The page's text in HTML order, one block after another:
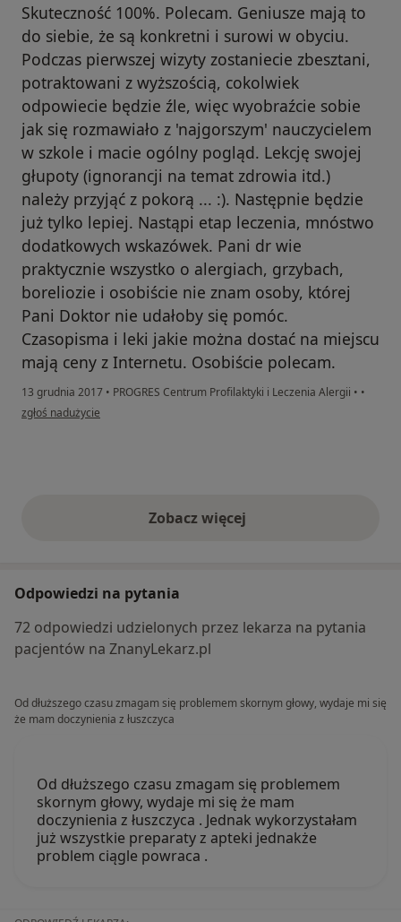
Skuteczność 100%. Polecam. Geniusze mają to
do siebie, że są konkretni i surowi w obyciu.
Podczas pierwszej wizyty zostaniecie zbesztani,
potraktowani z wyższością, cokolwiek
odpowiecie będzie źle, więc wyobraźcie sobie
jak się rozmawiało z 'najgorszym' nauczycielem
w szkole i macie ogólny pogląd. Lekcję swojej
głupoty (ignorancji na temat zdrowia itd.)
należy przyjąć z pokorą ... :). Następnie będzie
już tylko lepiej. Nastąpi etap leczenia, mnóstwo
dodatkowych wskazówek. Pani dr wie
praktycznie wszystko o alergiach, grzybach,
boreliozie i osobiście nie znam osoby, której
Pani Doktor nie udałoby się pomóc.
Czasopisma i leki jakie można dostać na miejscu
mają ceny z Internetu. Osobiście polecam.
13 grudnia 2017 • PROGRES Centrum Profilaktyki i Leczenia Alergii • •
w opinii użytkownika Konto zostało usunięte
zgłoś nadużycie
Zobacz więcejopinie powyżej
Odpowiedzi na pytania
72 odpowiedzi udzielonych przez lekarza na pytania
pacjentów na ZnanyLekarz.pl
Od dłuższego czasu zmagam się problemem skornym głowy, wydaje mi się
że mam doczynienia z łuszczyca
Od dłuższego czasu zmagam się problemem
skornym głowy, wydaje mi się że mam
doczynienia z łuszczyca . Jednak wykorzystałam
już wszystkie preparaty z apteki jednakże
problem ciągle powraca .